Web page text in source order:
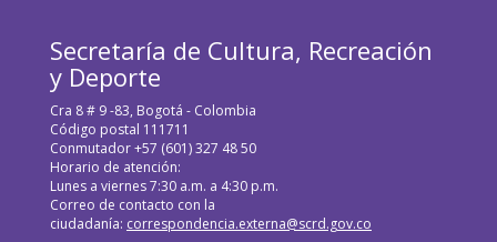
Secretaría de Cultura, Recreación
y Deporte
Cra 8 # 9 -83, Bogotá - Colombia
Código postal 111711
Conmutador +57 (601) 327 48 50
Horario de atención:
Lunes a viernes 7:30 a.m. a 4:30 p.m.
Correo de contacto con la
ciudadanía: correspondencia.externa@scrd.gov.co